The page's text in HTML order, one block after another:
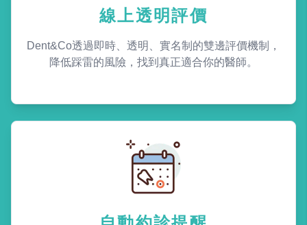
線上透明評價
Dent&Co透過即時、透明、實名制的雙邊評價機制，
降低踩雷的風險，找到真正適合你的醫師。